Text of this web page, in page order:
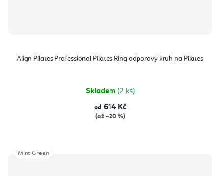
Align Pilates Professional Pilates Ring odporový kruh na Pilates
Skladem (2 ks)
od 614 Kč
(až –20 %)
Mint Green